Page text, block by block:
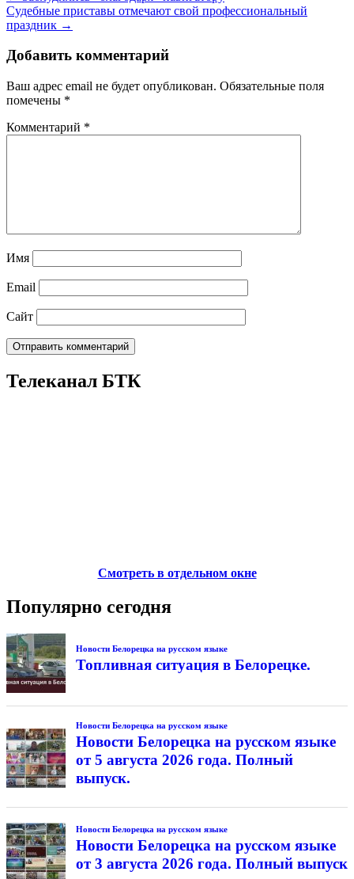
Судебные приставы отмечают свой профессиональный
праздник →
Добавить комментарий
Ваш адрес email не будет опубликован. Обязательные поля
помечены *
Комментарий *
Имя
Email
Сайт
Телеканал БТК
Смотреть в отдельном окне
Популярно сегодня
Новости Белорецка на русском языке
Топливная ситуация в Белорецке.
Новости Белорецка на русском языке
Новости Белорецка на русском языке
от 5 августа 2026 года. Полный
выпуск.
Новости Белорецка на русском языке
Новости Белорецка на русском языке
от 3 августа 2026 года. Полный выпуск